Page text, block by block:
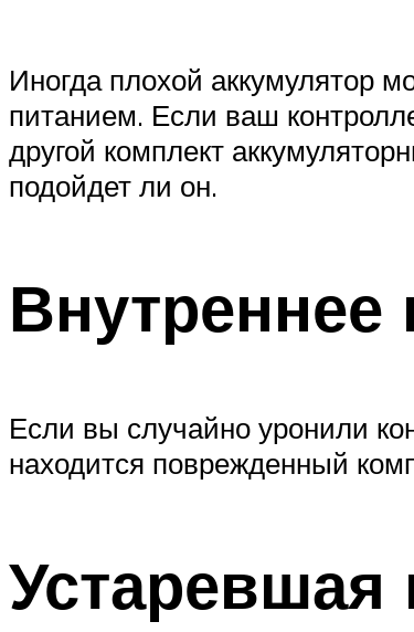
Иногда плохой аккумулятор
питанием. Если ваш
другой комплект
подойдет ли он.
Внутреннее
Если вы случайно уронили
находится поврежденный
Устаревшая